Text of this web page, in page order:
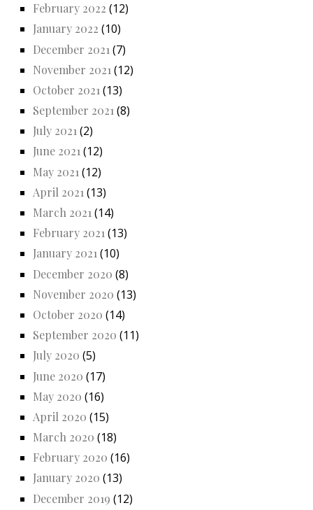
February 2022 (12)
January 2022 (10)
December 2021 (7)
November 2021 (12)
October 2021 (13)
September 2021 (8)
July 2021(2)
June 2021(12)
May 2021 (12)
April 2021 (13)
March 2021 (14)
February 2021(13)
January 2021(10)
December 2020 (8)
November 2020 (13)
October 2020 (14)
September 2020 (11)
July 2020 (5)
June 2020 (17)
May 2020 (16)
April 2020 (15)
March 2020 (18)
February 2020 (16)
January 2020 (13)
December 2019 (12)